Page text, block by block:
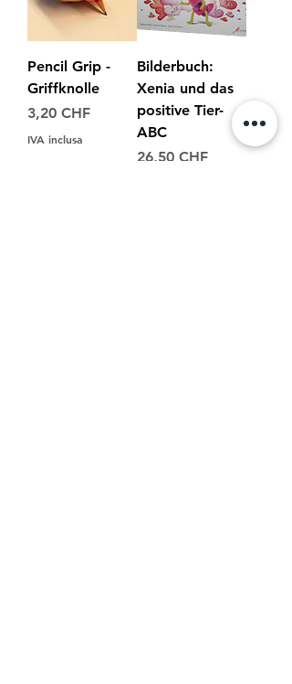
Pencil Grip -
Griffknolle
Prezzo
3,20 CHF
IVA inclusa
Bilderbuch:
Xenia und das
positive Tier-
ABC
Prezzo
26,50 CHF